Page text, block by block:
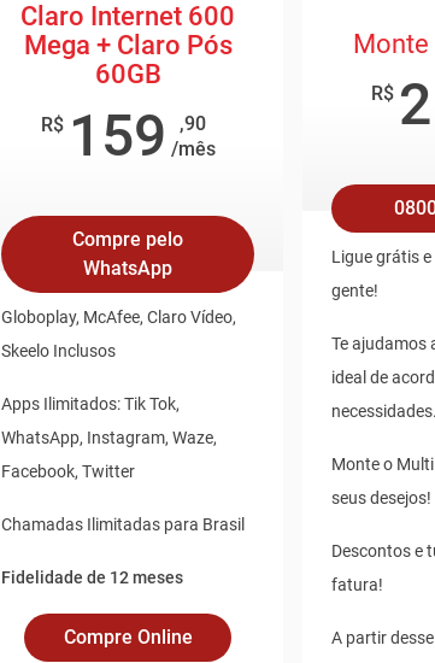
Claro Internet 600
Mega + Claro Pós
60GB
R$ 159
,90
/mês
Compre pelo
WhatsApp
Globoplay, McAfee, Claro Vídeo,
Skeelo Inclusos
Apps Ilimitados: Tik Tok,
WhatsApp, Instagram, Waze,
Facebook, Twitter
Chamadas Ilimitadas para Brasil
Fidelidade de 12 meses
Compre Online
Monte
R$
Ligue grátis
gente!
Te ajudamos
ideal de
Monte o
seus desejos!
Descontos e
fatura!
A partir